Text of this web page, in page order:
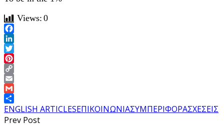
Views: 0
Facebook
LinkedIn
Twitter
Pinterest
Copy
Link
Email
Gmail
Share
ENGLISH ARTICLESΕΠΙΚΟΙΝΩΝΙΑΣΥΜΠΕΡΙΦΟΡΑΣΧΕΣΕΙΣ
Prev Post